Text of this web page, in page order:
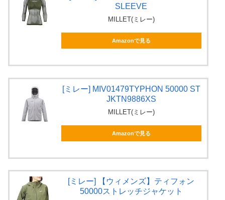
SLEEVE
MILLET(ミレー)
Amazonで見る
[ミレー] MIV01479TYPHON 50000 ST
JKTN9886XS
MILLET(ミレー)
Amazonで見る
[ミレー] 【ウィメンズ】ティフォン
50000ストレッチジャケット